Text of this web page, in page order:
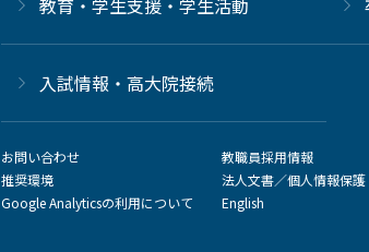
⼊試情報・高大院接続
お問い合わせ
推奨環境
Google Analyticsの利用について
教職員採用情報
法人文書／個人情報保護
English